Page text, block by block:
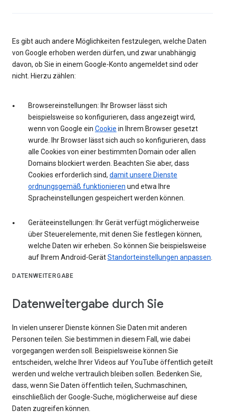
Es gibt auch andere Möglichkeiten festzulegen, welche Daten
von Google erhoben werden dürfen, und zwar unabhängig
davon, ob Sie in einem Google-Konto angemeldet sind oder
nicht. Hierzu zählen:
Browsereinstellungen: Ihr Browser lässt sich
beispielsweise so konfigurieren, dass angezeigt wird,
wenn von Google ein Cookie in Ihrem Browser gesetzt
wurde. Ihr Browser lässt sich auch so konfigurieren, dass
alle Cookies von einer bestimmten Domain oder allen
Domains blockiert werden. Beachten Sie aber, dass
Cookies erforderlich sind, damit unsere Dienste
ordnungsgemäß funktionieren und etwa Ihre
Spracheinstellungen gespeichert werden können.
Geräteeinstellungen: Ihr Gerät verfügt möglicherweise
über Steuerelemente, mit denen Sie festlegen können,
welche Daten wir erheben. So können Sie beispielsweise
auf Ihrem Android-GerätStandorteinstellungen anpassen
DATENWEITERGABE
Datenweitergabe durch Sie
In vielen unserer Dienste können Sie Daten mit anderen
Personen teilen. Sie bestimmen in diesem Fall, wie dabei
vorgegangen werden soll. Beispielsweise können Sie
entscheiden, welche Ihrer Videos auf YouTube öffentlich geteilt
werden und welche vertraulich bleiben sollen. Bedenken Sie,
dass, wenn Sie Daten öffentlich teilen, Suchmaschinen,
einschließlich der Google-Suche, möglicherweise auf diese
Daten zugreifen können.